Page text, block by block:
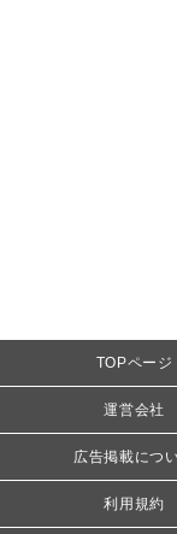
TOPページ
運営会社
広告掲載につ
利用規約